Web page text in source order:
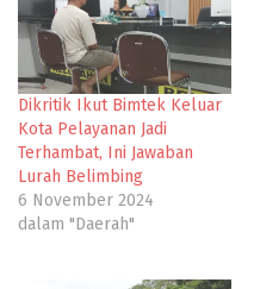
Dikritik Ikut Bimtek Keluar
Kota Pelayanan Jadi
Terhambat, Ini Jawaban
Lurah Belimbing
6 November 2024
dalam "Daerah"